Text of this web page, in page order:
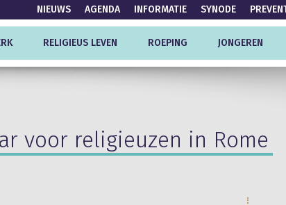
NIEUWS AGENDA INFORMATIE SYNODE
RELIGIEUS LEVEN ROEPING JONGEREN
voor religieuzen in Rome